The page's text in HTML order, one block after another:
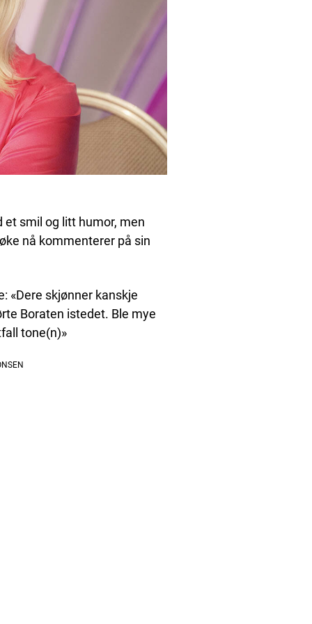
smil og litt humor, men
nå kommenterer på sin
«Dere skjønner kanskje
Boraten istedet. Ble mye
tone(n)»